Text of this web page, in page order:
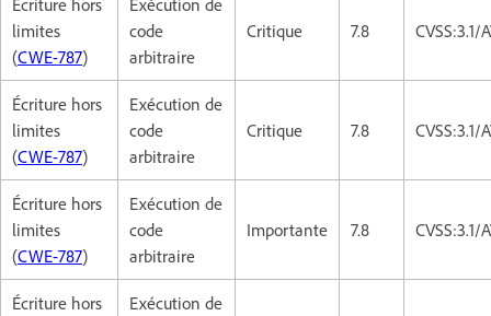
limites
(CWE-787)
code
arbitraire
Critique 7.8
Écriture hors
limites
(CWE-787)
Exécution de
code
arbitraire
Critique 7.8
Écriture hors
limites
(CWE-787)
Exécution de
code
arbitraire
Importante 7.8
Écriture hors
Exécution de